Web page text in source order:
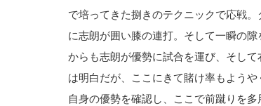
で培ってきた捌きのテクニックで応戦
に志朗が囲い膝の連打。そして一瞬の
からも志朗が優勢に試合を運び、そし
は明白だが、ここにきて賭け率もよう
自身の優勢を確認し、ここで前蹴りを多